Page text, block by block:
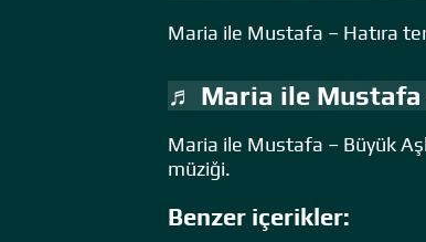
Maria ile Mustafa – Hatıra
♬ Maria ile Mustafa
Maria ile Mustafa – Büyük
müziği.
Benzer içerikler: